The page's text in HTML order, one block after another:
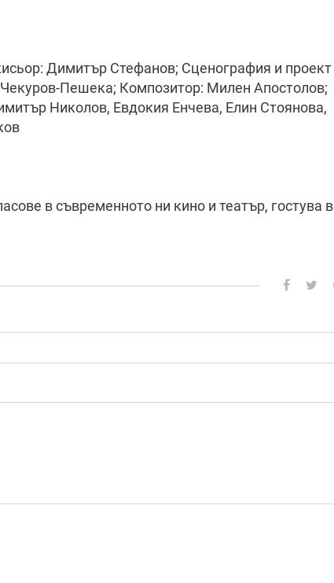
Димитър Стефанов; Сценография и проект
Пешека; Композитор: Милен Апостолов;
Николов, Евдокия Енчева, Елин Стоянова,
в съвременното ни кино и театър, гостува в